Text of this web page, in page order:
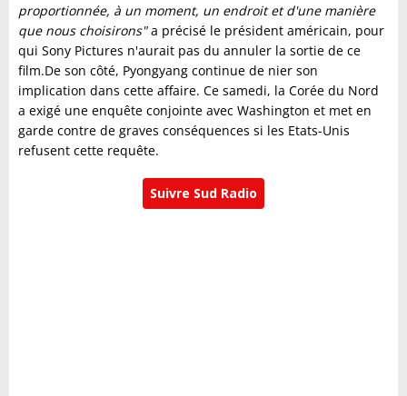
proportionnée, à un moment, un endroit et d'une manière
que nous choisirons"a précisé le président américain, pour
qui Sony Pictures n'aurait pas du annuler la sortie de ce
film.De son côté, Pyongyang continue de nier son
implication dans cette affaire. Ce samedi, la Corée du Nord
a exigé une enquête conjointe avec Washington et met en
garde contre de graves conséquences si les Etats-Unis
refusent cette requête.
Suivre Sud Radio